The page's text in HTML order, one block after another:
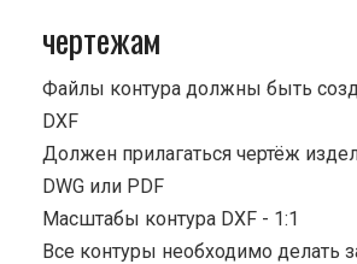
чертежам
Файлы контура должны быть
DXF
Должен прилагаться чертёж
DWG или PDF
Масштабы контура DXF - 1:1
Все контуры необходимо делать